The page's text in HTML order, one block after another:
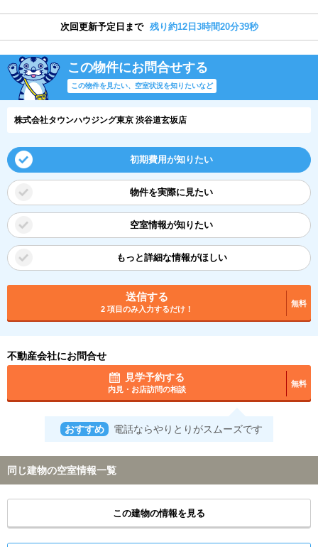
次回更新予定日まで 残り約12日3時間20分39秒
この物件にお問合せする
この物件を見たい、空室状況を知りたいなど
株式会社タウンハウジング東京 渋谷道玄坂店
初期費用が知りたい
物件を実際に見たい
空室情報が知りたい
もっと詳細な情報がほしい
送信する
2 項目のみ入力するだけ！
無料
不動産会社にお問合せ
見学予約する
内見・お店訪問の相談
無料
おすすめ 電話ならやりとりがスムーズです
同じ建物の空室情報一覧
この建物の情報を見る